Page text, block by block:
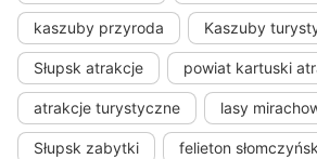
kaszuby przyroda Kaszuby
Słupsk atrakcje powiat kartuski
atrakcje turystyczne lasy
Słupsk zabytki felieton